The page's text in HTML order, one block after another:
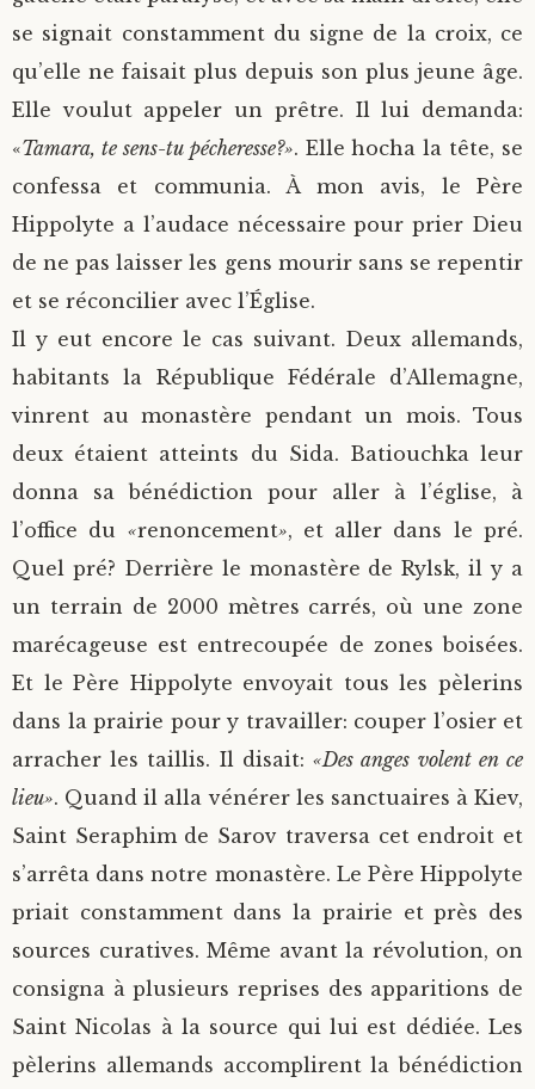
se signait constamment du signe de la croix, ce
qu’elle ne faisait plus depuis son plus jeune âge.
Elle voulut appeler un prêtre. Il lui demanda:
«Tamara, te sens-tu pécheresse?». Elle hocha la tête, se
confessa et communia. À mon avis, le Père
Hippolyte a l’audace nécessaire pour prier Dieu
de ne pas laisser les gens mourir sans se repentir
et se réconcilier avec l’Église.
Il y eut encore le cas suivant. Deux allemands,
habitants la République Fédérale d’Allemagne,
vinrent au monastère pendant un mois. Tous
deux étaient atteints du Sida. Batiouchka leur
donna sa bénédiction pour aller à l’église, à
l’office du «renoncement», et aller dans le pré.
Quel pré? Derrière le monastère de Rylsk, il y a
un terrain de 2000 mètres carrés, où une zone
marécageuse est entrecoupée de zones boisées.
Et le Père Hippolyte envoyait tous les pèlerins
dans la prairie pour y travailler: couper l’osier et
arracher les taillis. Il disait:«Des anges volent en ce
lieu». Quand il alla vénérer les sanctuaires à Kiev,
Saint Seraphim de Sarov traversa cet endroit et
s’arrêta dans notre monastère. Le Père Hippolyte
priait constamment dans la prairie et près des
sources curatives. Même avant la révolution, on
consigna à plusieurs reprises des apparitions de
Saint Nicolas à la source qui lui est dédiée. Les
pèlerins allemands accomplirent la bénédiction